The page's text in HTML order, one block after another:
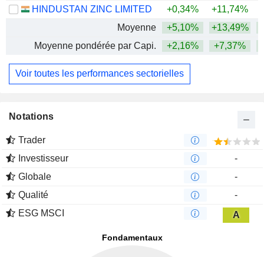
HINDUSTAN ZINC LIMITED
+0,34% +11,74%
Moyenne
+5,10% +13,49%
Moyenne pondérée par Capi.
+2,16% +7,37%
Voir toutes les performances sectorielles
Notations
Trader
Investisseur
-
Globale
-
Qualité
-
ESG MSCI
A